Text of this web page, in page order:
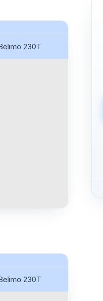
230T
230T